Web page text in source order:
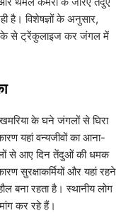
है। विशेषज्ञों के अनुसार,
से ट्रेंकुलाइज कर जंगल में
के घने जंगलों से घिरा
यहां वन्यजीवों का आना-
से आए दिन तेंदुओं की धमक
सुरक्षाकर्मियों और यहां रहने
बना रहता है। स्थानीय लोग
कर रहे हैं।